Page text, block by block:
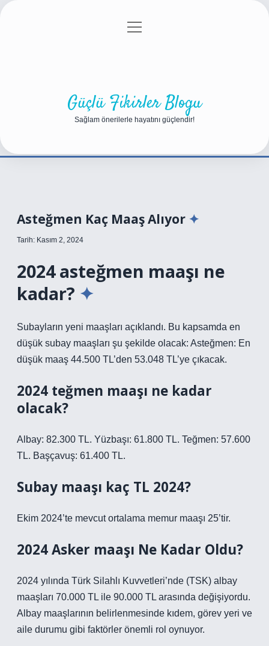
Gizlilik Politikası
menüyü
Güçlü Fikirler Blogu
Sağlam önerilerle hayatını güçlendir!
Asteğmen Kaç Maaş Alıyor
Tarih: Kasım 2, 2024
2024 asteğmen maaşı ne
kadar?
Subayların yeni maaşları açıklandı. Bu kapsamda en
düşük subay maaşları şu şekilde olacak: Asteğmen: En
düşük maaş 44.500 TL’den 53.048 TL’ye çıkacak.
2024 teğmen maaşı ne kadar
olacak?
Albay: 82.300 TL. Yüzbaşı: 61.800 TL. Teğmen: 57.600
TL. Başçavuş: 61.400 TL.
Subay maaşı kaç TL 2024?
Ekim 2024’te mevcut ortalama memur maaşı 25’tir.
2024 Asker maaşı Ne Kadar Oldu?
2024 yılında Türk Silahlı Kuvvetleri’nde (TSK) albay
maaşları 70.000 TL ile 90.000 TL arasında değişiyordu.
Albay maaşlarının belirlenmesinde kıdem, görev yeri ve
aile durumu gibi faktörler önemli rol oynuyor.